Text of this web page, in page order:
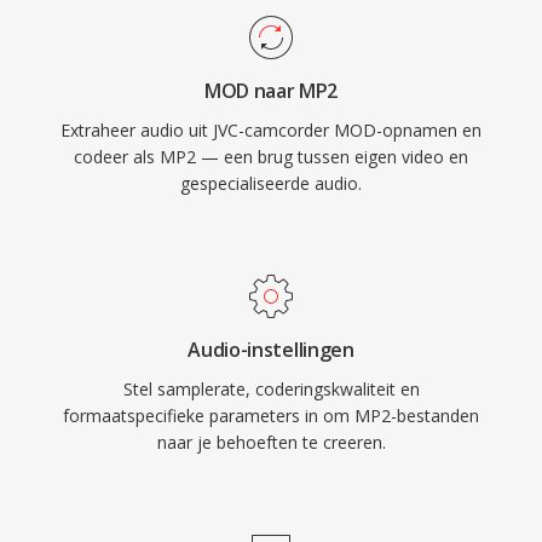
relevant voor het benaderen en converteren
van gearchiveerd beeldmateriaal uit de
generatie camcorders met
de jaren 2000.
waar lipsynchronisatie ertoe doet. Drie
voordelen houden MP2 tientallen jaren na
standaardisatie relevant: sierlijke degradatie bij
transmissiefouten die essentieel is voor
ethersignalen, minimale coderingsvertraging
die past bij realtime omroepketens en
MOD naar MP2
Extraheer audio uit JVC-camcorder MOD-opnamen en
codeer als MP2 — een brug tussen eigen video en
gespecialiseerde audio.
Audio-instellingen
Stel samplerate, coderingskwaliteit en
formaatspecifieke parameters in om MP2-bestanden
naar je behoeften te creeren.